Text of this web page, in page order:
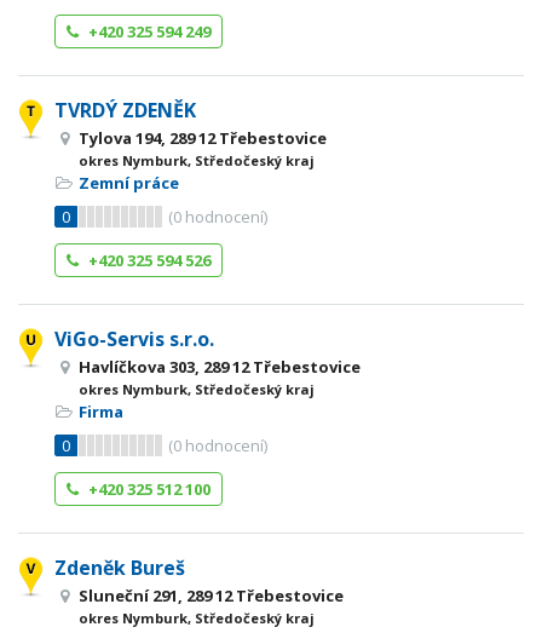
+420 325 594 249
TVRDÝ ZDENĚK
Tylova 194, 289 12 Třebestovice
okres Nymburk, Středočeský kraj
Zemní práce
0
(0 hodnocení)
+420 325 594 526
ViGo-Servis s.r.o.
Havlíčkova 303, 289 12 Třebestovice
okres Nymburk, Středočeský kraj
Firma
0
(0 hodnocení)
+420 325 512 100
Zdeněk Bureš
Sluneční 291, 289 12 Třebestovice
okres Nymburk, Středočeský kraj